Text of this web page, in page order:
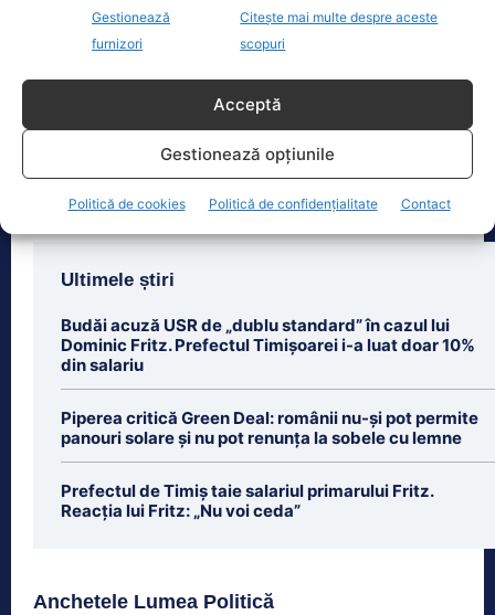
Gestionează
furnizori
Citește mai multe despre aceste
scopuri
Acceptă
Gestionează opțiunile
Politică de cookies Politică de confidențialitate Contact
Bonificație de 3% pentru firme în 2026: ANAF va acorda
automat…
vor putea beneficia de o bonificație de
[...]
Ultimele știri
Budăi acuză USR de „dublu standard” în cazul lui
Dominic Fritz. Prefectul Timișoarei i-a luat doar 10%
din salariu
Piperea critică Green Deal: românii nu-și pot permite
panouri solare și nu pot renunța la sobele cu lemne
Prefectul de Timiș taie salariul primarului Fritz.
Reacția lui Fritz: „Nu voi ceda”
Anchetele Lumea Politică